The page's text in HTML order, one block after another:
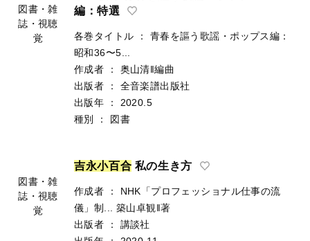
図書・雑
誌・視聴
覚
編：特選
各巻タイトル ：
青春を謳う歌謡・ポップス編：
昭和36〜5...
作成者
：
奥山清‖編曲
出版者
：
全音楽譜出版社
出版年
：
2020.5
種別
： 図書
図書・雑
誌・視聴
覚
吉永小百合 私の生き方
作成者 ：
NHK「プロフェッショナル仕事の流
儀」制...
築山卓観‖著
出版者
：
講談社